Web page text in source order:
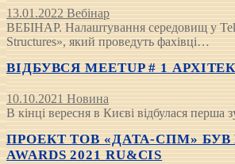
13.01.2022 Вебінар
ВЕБІНАР. Налаштування середовищ у
Structures», який проведуть фахівці…
ВІДБУВСЯ MEETUP # 1
10.10.2021 Новина
В кінці вересня в Києві відбулася
ПРОЕКТ ТОВ «ДАТА-СПМ»
AWARDS 2021 RU&CIS